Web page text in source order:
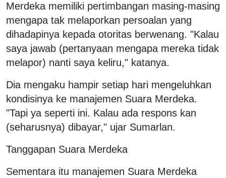
Merdeka memiliki pertimbangan masing-masing
mengapa tak melaporkan persoalan yang
dihadapinya kepada otoritas berwenang. "Kalau
saya jawab (pertanyaan mengapa mereka tidak
melapor) nanti saya keliru," katanya.
Dia mengaku hampir setiap hari mengeluhkan
kondisinya ke manajemen Suara Merdeka.
"Tapi ya seperti ini. Kalau ada respons kan
(seharusnya) dibayar," ujar Sumarlan.
Tanggapan Suara Merdeka
Sementara itu manajemen Suara Merdeka